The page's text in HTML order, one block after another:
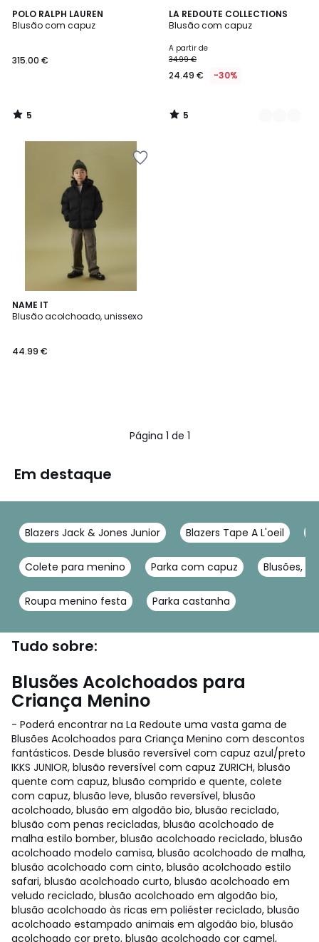
POLO RALPH LAUREN
Blusão com capuz
315.00 €
5
/
5
/
LA REDOUTE COLLECTIONS
Blusão com capuz
A partir de
34.99 €
24.49 € -30%
5
/
2
Cores
5
/
NAME IT
Blusão acolchoado, unissexo
44.99 €
Página 1 de 1
Em destaque
Blazers Jack & Jones Junior Blazers Tape A L'oeil
Colete para menino Parka com capuz Blusões,
Roupa menino festa Parka castanha
Tudo sobre:
Blusões Acolchoados para
Criança Menino
- Poderá encontrar na La Redoute uma vasta gama de
Blusões Acolchoados para Criança Menino com descontos
fantásticos. Desde blusão reversível com capuz azul/preto
IKKS JUNIOR, blusão reversível com capuz ZURICH, blusão
quente com capuz, blusão comprido e quente, colete
com capuz, blusão leve, blusão reversível, blusão
acolchoado, blusão em algodão bio, blusão reciclado,
blusão com penas recicladas, blusão acolchoado de
malha estilo bomber, blusão acolchoado reciclado, blusão
acolchoado modelo camisa, blusão acolchoado de malha,
blusão acolchoado com cinto, blusão acolchoado estilo
safari, blusão acolchoado curto, blusão acolchoado em
veludo reciclado, blusão acolchoado em algodão bio,
blusão acolchoado às ricas em poliéster reciclado, blusão
acolchoado estampado animais em algodão bio, blusão
acolchoado cor preto, blusão acolchoado cor camel,